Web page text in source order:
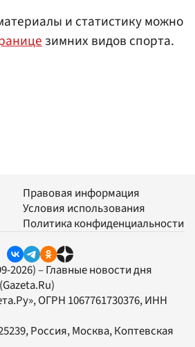
и статистику можно
зимних видов спорта.
Правовая информация
Условия использования
Политика конфиденциальности
2026) – Главные новости дня
(Gazeta.Ru)
, ОГРН 1067761730376, ИНН
Россия, Москва, Коптевская